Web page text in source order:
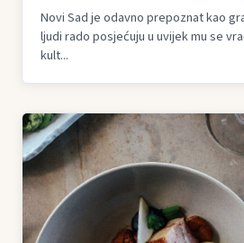
Novi Sad je odavno prepoznat kao
ljudi rado posjećuju u uvijek mu se
kult...